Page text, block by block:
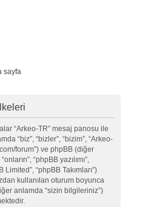
sayfa
“Arkeo-TR” mesaj panosu ile
“biz”, “bizler”, “bizim”, “Arkeo-
forum”) ve phpBB (diğer
“phpBB yazılımı”,
Limited”, “phpBB Takımları”)
kullanılan oturum boyunca
anlamda “sizin bilgileriniz”)